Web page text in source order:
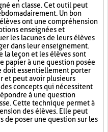
en classe. Cet outil peut
Un bon
ont une compréhension
enseignées et
les lacunes de leurs élèves
dans leur enseignement.
la leçon et les élèves sont
papier à une question posée
doit essentiellement porter
et peut avoir plusieurs
concepts qui nécessitent
à une question
Cette technique permet à
des élèves. Elle peut
de poser une question sur les